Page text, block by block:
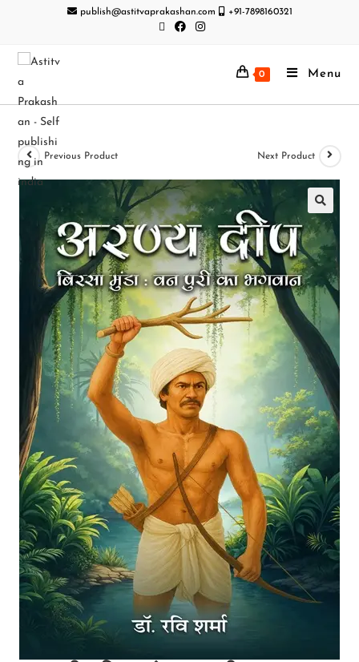
publish@astitvaprakashan.com +91-7898160321
0 Menu
Previous Product Next Product